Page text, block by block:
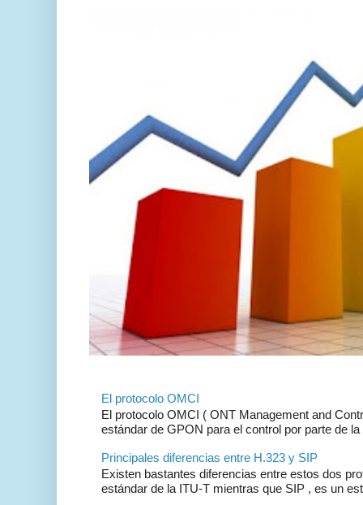
El protocolo OMCI
El protocolo OMCI ( ONT Management and
estándar de GPON para el control por parte de
Principales diferencias entre H.323 y SIP
Existen bastantes diferencias entre estos dos
estándar de la ITU-T mientras que SIP , es un